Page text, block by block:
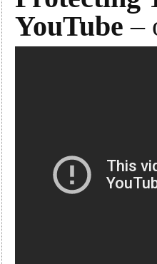
YouTube –